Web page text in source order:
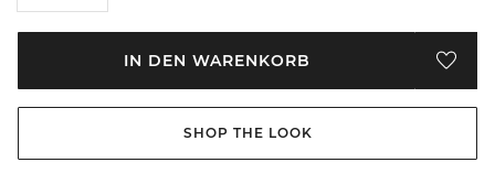
IN DEN WARENKORB
SHOP THE LOOK